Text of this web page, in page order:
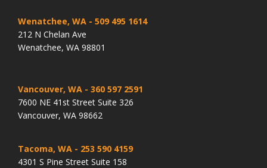
Wenatchee, WA - 509 495 1614
212 N Chelan Ave
Wenatchee, WA 98801
Vancouver, WA - 360 597 2591
7600 NE 41st Street Suite 326
Vancouver, WA 98662
Tacoma, WA - 253 590 4159
4301 S Pine Street Suite 158